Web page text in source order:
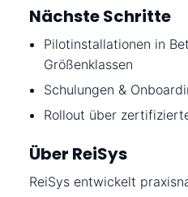
Nächste Schritte
Pilotinstallationen in
Größenklassen
Schulungen &
Rollout über
Über ReiSys
ReiSys entwickelt